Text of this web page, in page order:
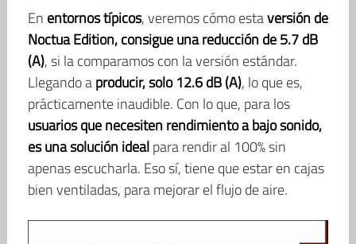
En entornos típicos, veremos cómo estaversión de
Noctua Edition, consigue una reducción de 5.7 dB
(A), si la comparamos con la versión estándar.
Llegando aproducir, solo 12.6 dB (A), lo que es,
prácticamente inaudible. Con lo que, para los
usuarios que necesiten rendimiento a bajo sonido,
es una solución idealpara rendir al 100% sin
apenas escucharla. Eso sí, tiene que estar en cajas
bien ventiladas, para mejorar el flujo de aire.